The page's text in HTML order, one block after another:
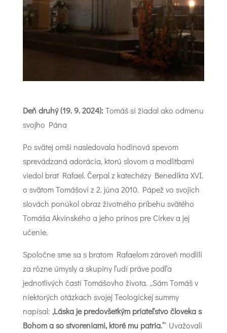
Deň druhý (19. 9. 2024):Tomáš si žiadal ako odmenu
svojho Pána
Po svätej omši nasledovala hodinová spevom
sprevádzaná adorácia, ktorú slovom a modlitbami
viedol brat Rafael. Čerpal z katechézy Benedikta XVI.
o svätom Tomášovi z 2. júna 2010. Pápež vo svojich
slovách ponúkol obraz životného príbehu svätého
Tomáša Akvinského a jeho prínos pre Cirkev a jej
učenie.
Spoločne sme sa s bratom Rafaelom zároveň modlili
za rôzne úmysly a skupiny ľudí práve podľa
jednotlivých častí Tomášovho života. „Sám Tomáš v
niektorých otázkach svojej Teologickej summy
napísal: ‚Láska je predovšetkým priateľstvo človeka s
Bohom a so stvoreniami, ktoré mu patria.‘“ Uvažovali